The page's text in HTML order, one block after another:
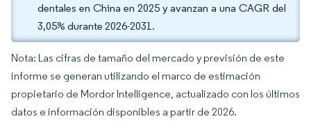
dentales en China en 2025 y avanzan a una CAGR del
3,05% durante 2026-2031.
Nota: Las cifras de tamaño del mercado y previsión de este
informe se generan utilizando el marco de estimación
propietario de Mordor Intelligence, actualizado con los últimos
datos e información disponibles a partir de 2026.